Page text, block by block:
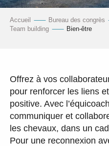
Accueil Bureau des congrès
Team building
Bien-être
Offrez à vos
pour renforcer les liens
positive. Avec
communiquer et
les chevaux, dans un
Pour une reconnexion